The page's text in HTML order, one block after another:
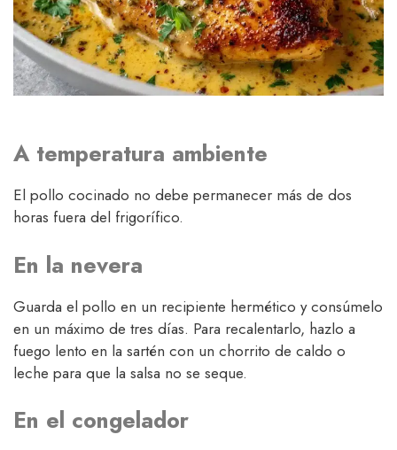
A temperatura ambiente
El pollo cocinado no debe permanecer más de dos
horas fuera del frigorífico.
En la nevera
Guarda el pollo en un recipiente hermético y consúmelo
en un máximo de tres días. Para recalentarlo, hazlo a
fuego lento en la sartén con un chorrito de caldo o
leche para que la salsa no se seque.
En el congelador